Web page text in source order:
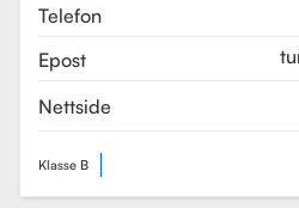
god kvalitet på
AGERE
teorikurs og
Telefon
Epost
Nettside
Klasse B